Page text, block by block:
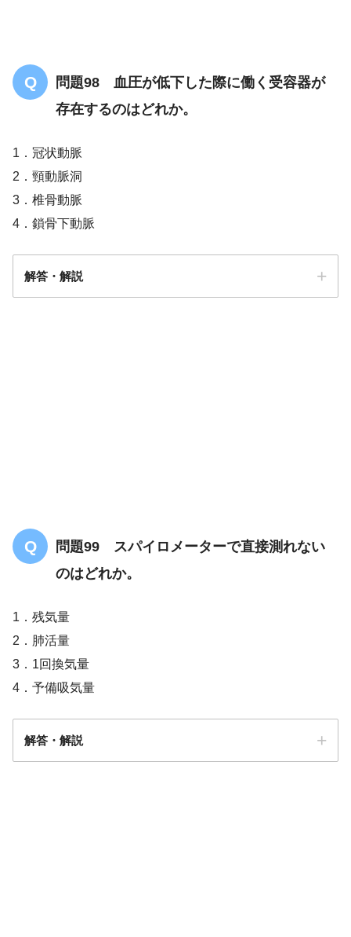
問題98 血圧が低下した際に働く受容器が
存在するのはどれか。
1．冠状動脈
2．頸動脈洞
3．椎骨動脈
4．鎖骨下動脈
解答・解説
問題99 スパイロメーターで直接測れない
のはどれか。
1．残気量
2．肺活量
3．1回換気量
4．予備吸気量
解答・解説